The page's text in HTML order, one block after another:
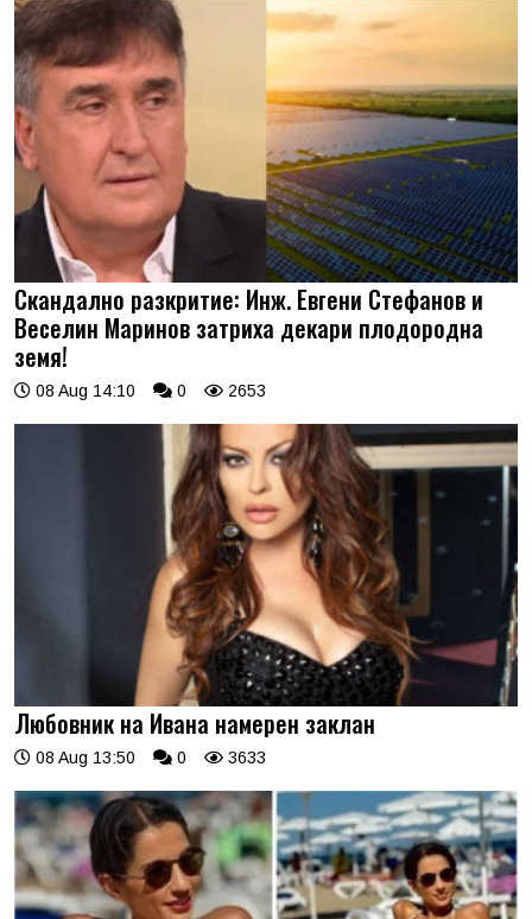
Скандално разкритие: Инж. Евгени Стефанов и
Веселин Маринов затриха декари плодородна
земя!
08 Aug 14:10 0 2653
Любовник на Ивана намерен заклан
08 Aug 13:50 0 3633